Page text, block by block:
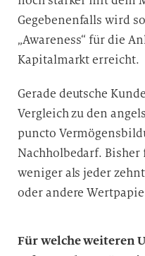
e
r
a
b
e
u
n
g
Gegebenenfalls wird
„Awareness“ für die
Kapitalmarkt erreicht.
Gerade deutsche
Vergleich zu den
puncto
Nachholbedarf.
weniger als jeder
oder andere
Für welche weiteren